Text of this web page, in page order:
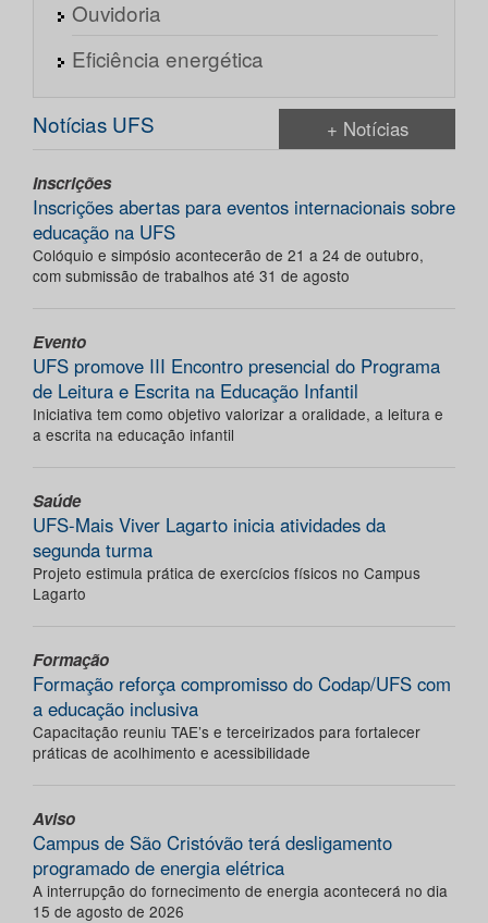
Ouvidoria
Eficiência energética
Notícias UFS + Notícias
Inscrições
Inscrições abertas para eventos internacionais sobre
educação na UFS
Colóquio e simpósio acontecerão de 21 a 24 de outubro,
com submissão de trabalhos até 31 de agosto
Evento
UFS promove III Encontro presencial do Programa
de Leitura e Escrita na Educação Infantil
Iniciativa tem como objetivo valorizar a oralidade, a leitura e
a escrita na educação infantil
Saúde
UFS-Mais Viver Lagarto inicia atividades da
segunda turma
Projeto estimula prática de exercícios físicos no Campus
Lagarto
Formação
Formação reforça compromisso do Codap/UFS com
a educação inclusiva
Capacitação reuniu TAE’s e terceirizados para fortalecer
práticas de acolhimento e acessibilidade
Aviso
Campus de São Cristóvão terá desligamento
programado de energia elétrica
A interrupção do fornecimento de energia acontecerá no dia
15 de agosto de 2026